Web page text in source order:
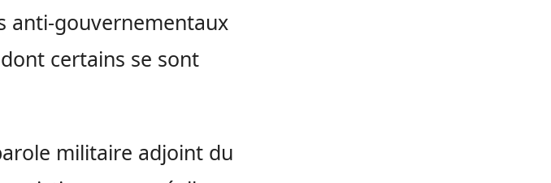
anti-gouvernementaux
certains se sont
militaire adjoint du